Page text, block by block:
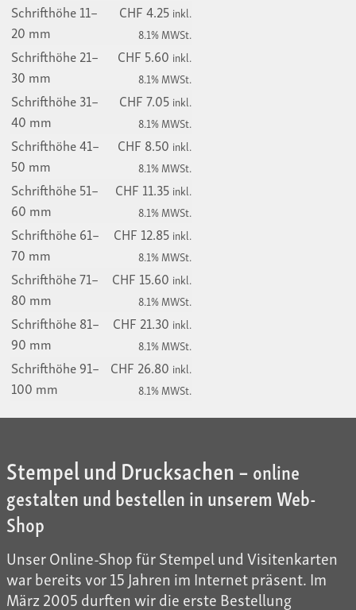
Schrifthöhe 11–
20 mm
CHF 4.25 inkl.
8.1% MWSt.
Schrifthöhe 21–
30 mm
CHF 5.60 inkl.
8.1% MWSt.
Schrifthöhe 31–
40 mm
CHF 7.05 inkl.
8.1% MWSt.
Schrifthöhe 41–
50 mm
CHF 8.50 inkl.
8.1% MWSt.
Schrifthöhe 51–
60 mm
CHF 11.35 inkl.
8.1% MWSt.
Schrifthöhe 61–
70 mm
CHF 12.85 inkl.
8.1% MWSt.
Schrifthöhe 71–
80 mm
CHF 15.60 inkl.
8.1% MWSt.
Schrifthöhe 81–
90 mm
CHF 21.30 inkl.
8.1% MWSt.
Schrifthöhe 91–
100 mm
CHF 26.80 inkl.
8.1% MWSt.
Stempel und Drucksachen –online
gestalten und bestellen in unserem Web-
Shop
Unser Online-Shop für Stempel und Visitenkarten
war bereits vor 15 Jahren im Internet präsent. Im
März 2005 durften wir die erste Bestellung